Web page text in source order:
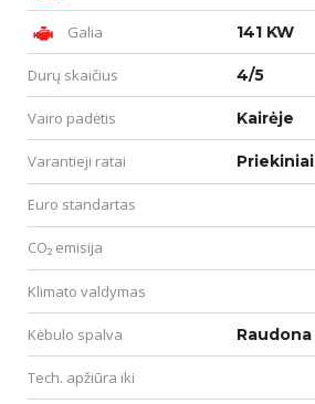
Galia 141 KW
Durų skaičius 4/5
Vairo padėtis Kairėje
Varantieji ratai Priekiniai
Euro standartas
CO₂ emisija
Klimato valdymas
Kėbulo spalva Raudona
Tech. apžiūra iki